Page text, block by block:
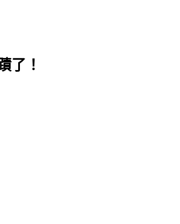
了！